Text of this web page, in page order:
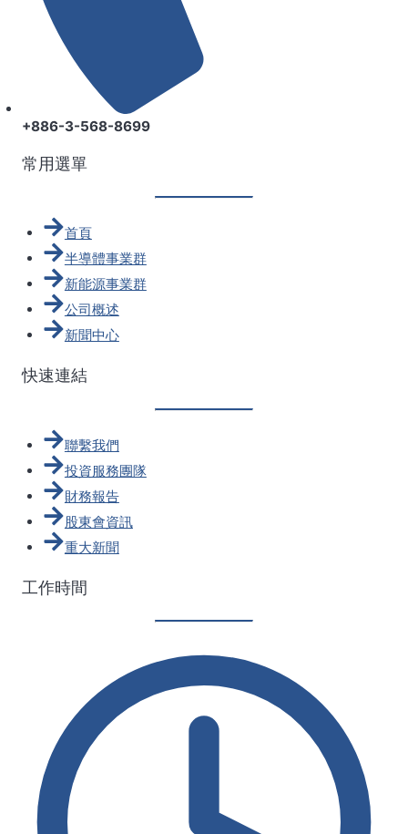
+886-3-568-8699
常用選單
首頁
半導體事業群
新能源事業群
公司概述
新聞中心
快速連結
聯繫我們
投資服務團隊
財務報告
股東會資訊
重大新聞
工作時間